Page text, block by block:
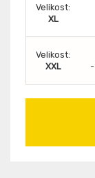
Velikost:
XL
Velikost:
XXL